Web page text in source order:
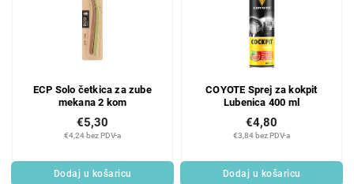
ECP Solo četkica za zube
mekana 2 kom
€4,24 bez PDV-a
€5,30
Dodaj u košaricu
COYOTE Sprej za kokpit
Lubenica 400 ml
€3,84 bez PDV-a
€4,80
Dodaj u košaricu